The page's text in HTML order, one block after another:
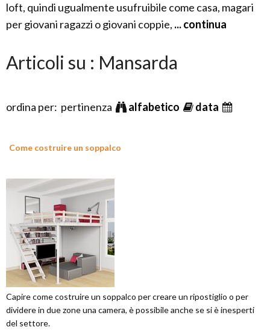
loft, quindi ugualmente usufruibile come casa, magari
per giovani ragazzi o giovani coppie, ... continua
Articoli su : Mansarda
ordina per: pertinenza alfabetico data
Come costruire un soppalco
Capire come costruire un soppalco per creare un ripostiglio o per
dividere in due zone una camera, è possibile anche se si è inesperti
del settore.